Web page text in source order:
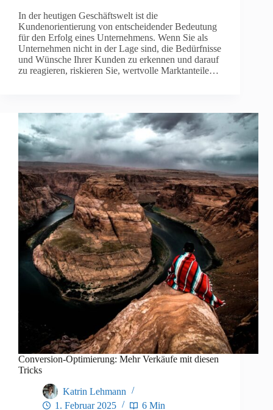
In der heutigen Geschäftswelt ist die
Kundenorientierung von entscheidender Bedeutung
für den Erfolg eines Unternehmens. Wenn Sie als
Unternehmen nicht in der Lage sind, die Bedürfnisse
und Wünsche Ihrer Kunden zu erkennen und darauf
zu reagieren, riskieren Sie, wertvolle Marktanteile…
Conversion-Optimierung: Mehr Verkäufe mit diesen
Tricks
Katrin Lehmann
1. Februar 2025
6 Min